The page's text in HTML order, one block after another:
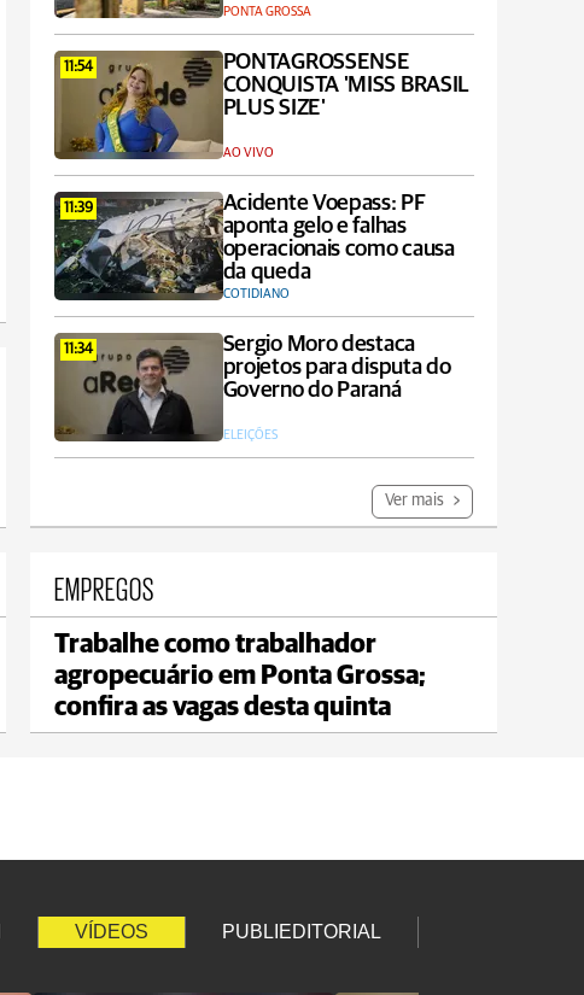
PONTA GROSSA
11:54
PONTAGROSSENSE
CONQUISTA 'MISS BRASIL
PLUS SIZE'
AO VIVO
11:39
Acidente Voepass: PF
aponta gelo e falhas
operacionais como causa
da queda
COTIDIANO
11:34
Sergio Moro destaca
projetos para disputa do
Governo do Paraná
ELEIÇÕES
Ver mais
Jaguariaíva
max 22°C min 19°C
EMPREGOS
Trabalhe como trabalhador
agropecuário em Ponta Grossa;
confira as vagas desta quinta
VÍDEOS PUBLIEDITORIAL